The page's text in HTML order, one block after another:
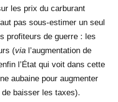
les prix du carburant
pas sous-estimer un seul
profiteurs de guerre : les
(via l’augmentation de
l’État qui voit dans cette
aubaine pour augmenter
baisser les taxes).